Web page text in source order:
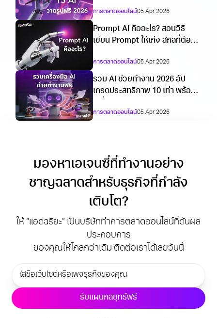
การตลาดออนไลน์05 Apr 2026
Prompt AI คืออะไร? สอนวิธี
เขียน Prompt ให้เก่ง สกิลที่ต้องมี
การตลาดออนไลน์05 Apr 2026
รวม AI ช่วยทำงาน 2026 อัป
เกรดประสิทธิภาพ 10 เท่า พร้อม
การตลาดออนไลน์05 Apr 2026
มองหาเอเจนซี่ที่ทำงานอย่าง
ชาญฉลาดสำหรับธุรกิจที่กำลัง
เติบโต?
ให้ “แอดฉริยะ” เป็นบริษัททำการตลาดออนไลน์ที่ดันผล
ประกอบการ
ของคุณให้ไกลกว่าเดิม ติดต่อเราได้เลยวันนี้
รับแผนกลยุทธ์ฟรี